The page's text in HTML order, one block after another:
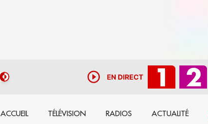
ACCUEIL TÉLÉVISION RADIOS ACTUALITÉ